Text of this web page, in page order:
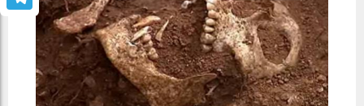
Telegram